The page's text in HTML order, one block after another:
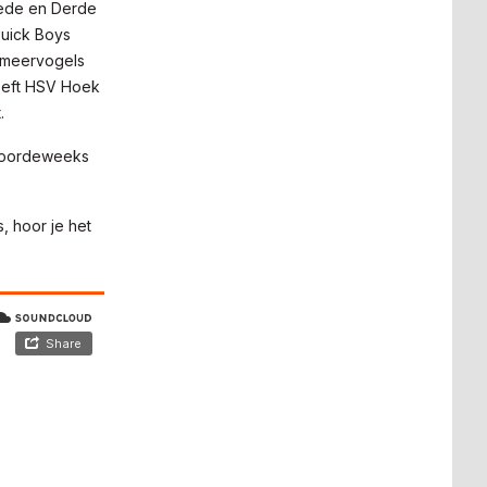
en Derde
Boys
HSV Hoek
hoor je het